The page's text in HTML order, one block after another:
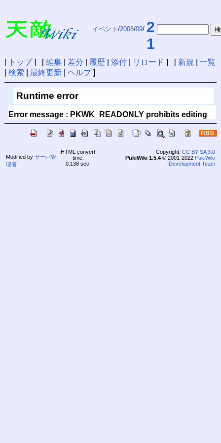
イベント /2008/09/ 2
1
[ トップ] [編集| 差分 履歴| 添付| リロード ] [ 新規
一覧
検索 最終更新| ヘルプ]
Runtime error
Error message : PKWK_READONLY prohibits editing
Modified by サーバ管
理者
HTML convert
time:
0.138 sec.
Copyright: CC BY-SA 3.0
PukiWiki 1.5.4© 2001-2022 PukiWiki
Development Team